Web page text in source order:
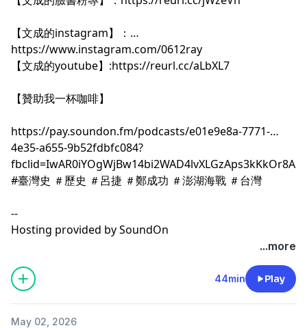
【文成的instagram】：
https://www.instagram.com/0612ray
【文成的youtube】:https://reurl.cc/aLbXL7
【贊助我一杯咖啡】
https://pay.soundon.fm/podcasts/e01e9e8a-7771-
4e35-a655-9b52fdbfc084?
#臺灣史 ＃歷史 ＃呂捷 ＃鄭成功 ＃澎湖海戰 ＃台灣
--
Hosting provided bySoundOn
...more
44min Play
May 02, 2026